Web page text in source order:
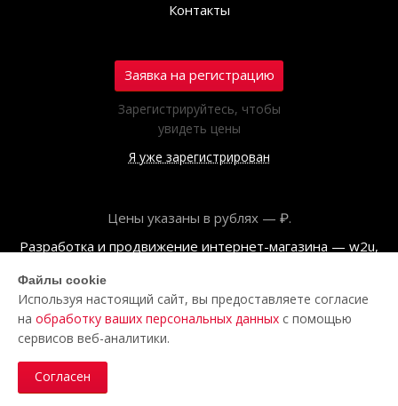
Контакты
Заявка на регистрацию
Зарегистрируйтесь, чтобы
увидеть цены
Я уже зарегистрирован
Цены указаны в рублях — ₽.
Разработка и продвижение интернет-магазина — w2u,
© ООО «Полар центр», 2026
Пользовательское соглашение
Политика обработки персональных данных
Файлы cookie
Используя настоящий сайт, вы предоставляете согласие
на обработку ваших персональных данных с помощью
сервисов веб-аналитики.
Согласен